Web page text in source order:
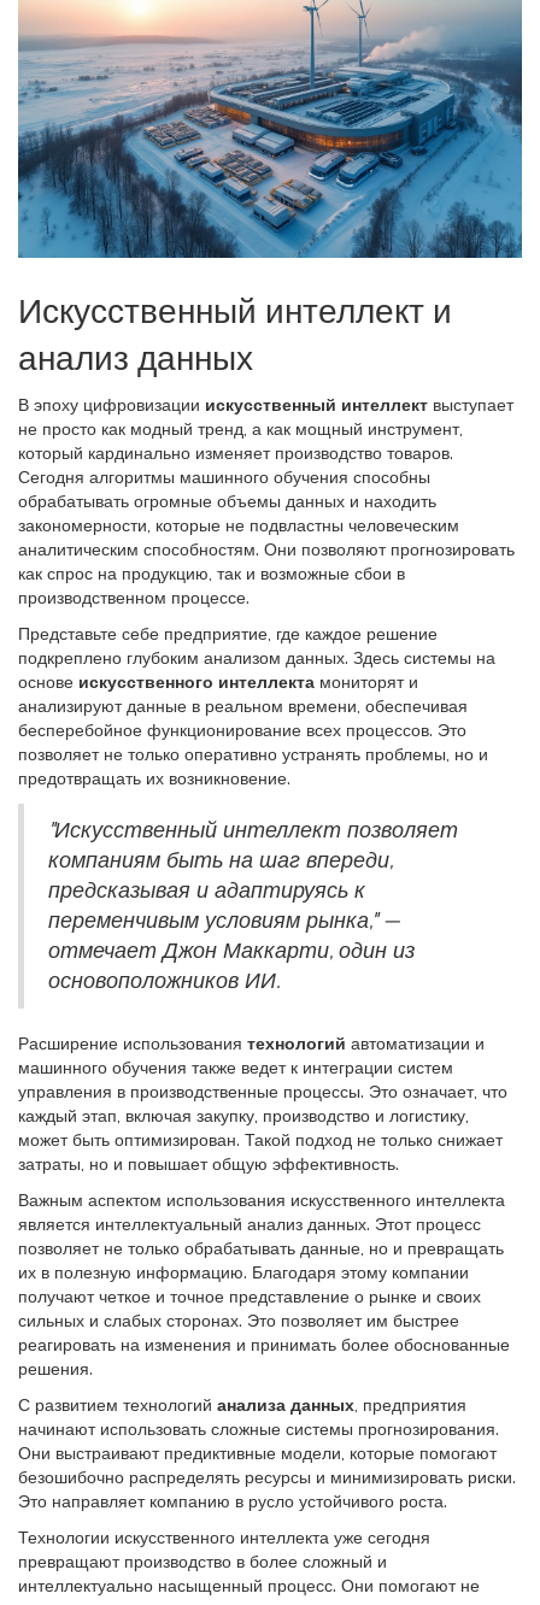
Искусственный интеллект и
анализ данных
В эпоху цифровизации искусственный интеллект выступает
не просто как модный тренд, а как мощный инструмент,
который кардинально изменяет производство товаров.
Сегодня алгоритмы машинного обучения способны
обрабатывать огромные объемы данных и находить
закономерности, которые не подвластны человеческим
аналитическим способностям. Они позволяют прогнозировать
как спрос на продукцию, так и возможные сбои в
производственном процессе.
Представьте себе предприятие, где каждое решение
подкреплено глубоким анализом данных. Здесь системы на
основе искусственного интеллекта мониторят и
анализируют данные в реальном времени, обеспечивая
бесперебойное функционирование всех процессов. Это
позволяет не только оперативно устранять проблемы, но и
предотвращать их возникновение.
"Искусственный интеллект позволяет
компаниям быть на шаг впереди,
предсказывая и адаптируясь к
переменчивым условиям рынка," —
отмечает Джон Маккарти, один из
основоположников ИИ.
Расширение использования технологий автоматизации и
машинного обучения также ведет к интеграции систем
управления в производственные процессы. Это означает, что
каждый этап, включая закупку, производство и логистику,
может быть оптимизирован. Такой подход не только снижает
затраты, но и повышает общую эффективность.
Важным аспектом использования искусственного интеллекта
является интеллектуальный анализ данных. Этот процесс
позволяет не только обрабатывать данные, но и превращать
их в полезную информацию. Благодаря этому компании
получают четкое и точное представление о рынке и своих
сильных и слабых сторонах. Это позволяет им быстрее
реагировать на изменения и принимать более обоснованные
решения.
С развитием технологий анализа данных, предприятия
начинают использовать сложные системы прогнозирования.
Они выстраивают предиктивные модели, которые помогают
безошибочно распределять ресурсы и минимизировать риски.
Это направляет компанию в русло устойчивого роста.
Технологии искусственного интеллекта уже сегодня
превращают производство в более сложный и
интеллектуально насыщенный процесс. Они помогают не